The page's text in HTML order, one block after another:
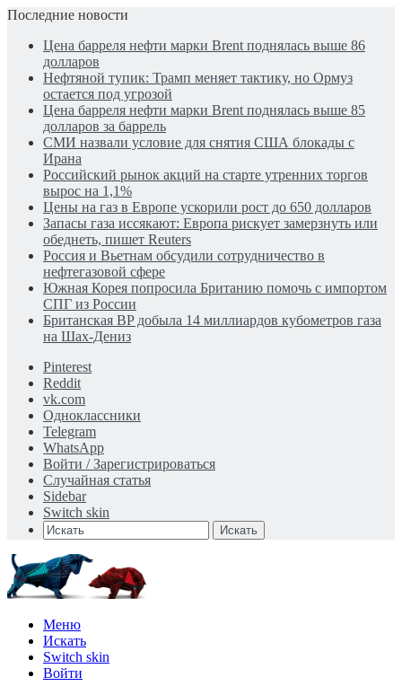
Последние новости
Цена барреля нефти марки Brent поднялась выше 86
долларов
Нефтяной тупик: Трамп меняет тактику, но Ормуз
остается под угрозой
Цена барреля нефти марки Brent поднялась выше 85
долларов за баррель
СМИ назвали условие для снятия США блокады с
Ирана
Российский рынок акций на старте утренних торгов
вырос на 1,1%
Цены на газ в Европе ускорили рост до 650 долларов
Запасы газа иссякают: Европа рискует замерзнуть или
обеднеть, пишет Reuters
Россия и Вьетнам обсудили сотрудничество в
нефтегазовой сфере
Южная Корея попросила Британию помочь с импортом
СПГ из России
Британская BP добыла 14 миллиардов кубометров газа
на Шах-Дениз
Pinterest
Reddit
vk.com
Одноклассники
Telegram
WhatsApp
Войти / Зарегистрироваться
Случайная статья
Sidebar
Switch skin
Искать
Меню
Искать
Switch skin
Войти